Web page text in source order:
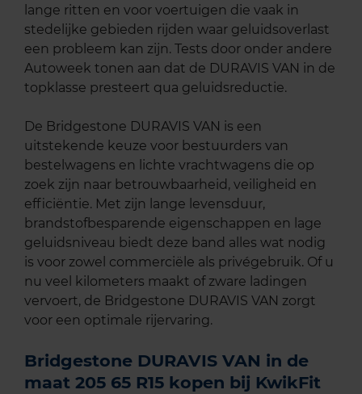
lange ritten en voor voertuigen die vaak in
stedelijke gebieden rijden waar geluidsoverlast
een probleem kan zijn. Tests door onder andere
Autoweek tonen aan dat de DURAVIS VAN in de
topklasse presteert qua geluidsreductie.
De Bridgestone DURAVIS VAN is een
uitstekende keuze voor bestuurders van
bestelwagens en lichte vrachtwagens die op
zoek zijn naar betrouwbaarheid, veiligheid en
efficiëntie. Met zijn lange levensduur,
brandstofbesparende eigenschappen en lage
geluidsniveau biedt deze band alles wat nodig
is voor zowel commerciële als privégebruik. Of u
nu veel kilometers maakt of zware ladingen
vervoert, de Bridgestone DURAVIS VAN zorgt
voor een optimale rijervaring.
Bridgestone DURAVIS VAN in de
maat 205 65 R15 kopen bij KwikFit